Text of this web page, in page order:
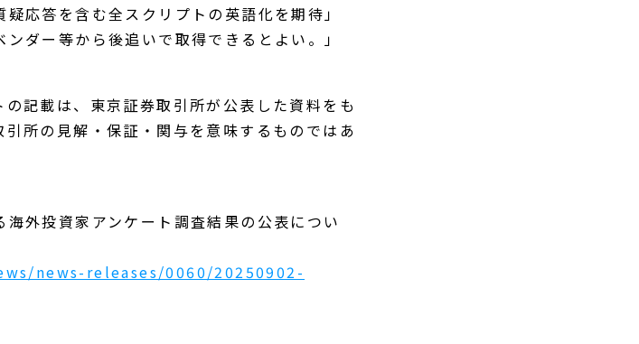
応答を含む全スクリプトの英語化を期待」
ダー等から後追いで取得できるとよい。」
記載は、東京証券取引所が公表した資料をも
所の見解・保証・関与を意味するものではあ
外投資家アンケート調査結果の公表につい
news-releases/0060/20250902-